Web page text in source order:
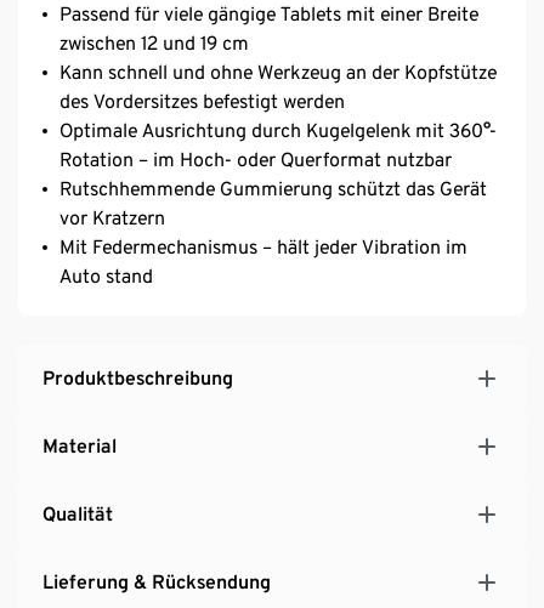
Passend für viele gängige Tablets mit einer Breite
zwischen 12 und 19 cm
Kann schnell und ohne Werkzeug an der Kopfstütze
des Vordersitzes befestigt werden
Optimale Ausrichtung durch Kugelgelenk mit 360°-
Rotation – im Hoch- oder Querformat nutzbar
Rutschhemmende Gummierung schützt das Gerät
vor Kratzern
Mit Federmechanismus – hält jeder Vibration im
Auto stand
Produktbeschreibung
Material
Qualität
Lieferung & Rücksendung